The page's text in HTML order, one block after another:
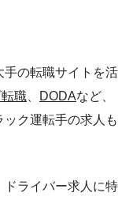
手の転職サイトを活
職 DODAなど、
ク運転手の求人も
ドライバー求人に特